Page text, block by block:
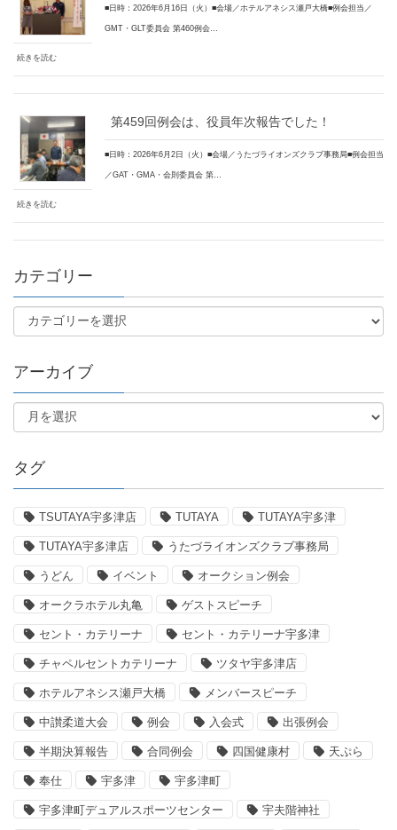
■日時：2026年6月16日（火）■会場／ホテルアネシス瀬戸大橋■例会担当／
GMT・GLT委員会 第460例会…
続きを読む
第459回例会は、役員年次報告でした！
■日時：2026年6月2日（火）■会場／うたづライオンズクラブ事務局■例会担当
／GAT・GMA・会則委員会 第…
続きを読む
カテゴリー
アーカイブ
タグ
TSUTAYA宇多津店 TUTAYA TUTAYA宇多津
TUTAYA宇多津店 うたづライオンズクラブ事務局
うどん イベント オークション例会
オークラホテル丸亀 ゲストスピーチ
セント・カテリーナ セント・カテリーナ宇多津
チャペルセントカテリーナ ツタヤ宇多津店
ホテルアネシス瀬戸大橋 メンバースピーチ
中讃柔道大会 例会 入会式 出張例会
半期決算報告 合同例会 四国健康村 天ぷら
奉仕 宇多津 宇多津町
宇多津町デュアルスポーツセンター 宇夫階神社